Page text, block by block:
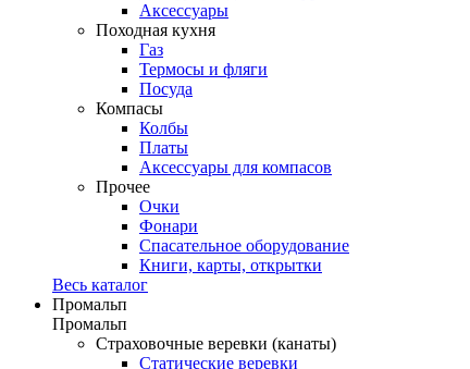
Аксессуары
Походная кухня
Газ
Термосы и фляги
Посуда
Компасы
Колбы
Платы
Аксессуары для компасов
Прочее
Очки
Фонари
Спасательное оборудование
Книги, карты, открытки
Весь каталог
Промальп
Промальп
Страховочные веревки (канаты)
Статические веревки